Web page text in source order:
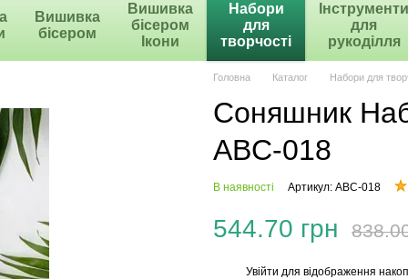
Вишивка
бісером
Вишивка
бісером
Ікони
Набори
для
творчості
Інструменти
для
рукоділля
Головна Каталог Набори для
Соняшник
ABC-018
В наявності Артикул: ABC-018
544.70 грн
Увійти для відображення